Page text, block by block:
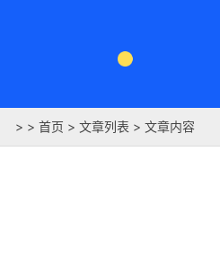
> > 首页 > 文章列表 > 文章内容